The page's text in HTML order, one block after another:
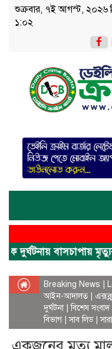
শুক্রবার, ৭ই আগস্ট, ২০২৬
১:০২
বাসচাপায় মৃত্যুর
Breaking News
আইন-আদালত
দুর্ঘটনা|বিশেষ সংবাদ
বিভাগ|সাব লিড|